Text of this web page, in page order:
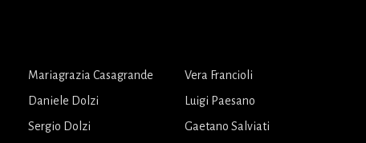
Mariagrazia Casagrande
Daniele Dolzi
Sergio Dolzi
Vera Francioli
Luigi Paesano
Gaetano Salviati